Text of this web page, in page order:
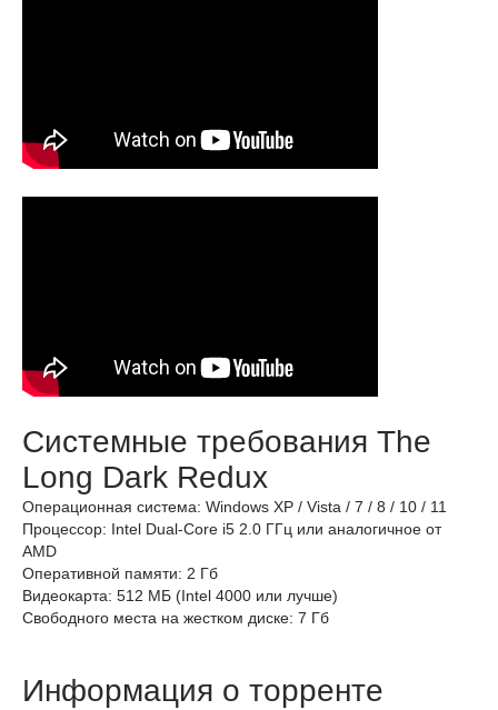
Системные требования The
Long Dark Redux
Операционная система: Windows XP / Vista / 7 / 8 / 10 / 11
Процессор: Intel Dual-Core i5 2.0 ГГц или аналогичное от
AMD
Оперативной памяти: 2 Гб
Видеокарта: 512 МБ (Intel 4000 или лучше)
Свободного места на жестком диске: 7 Гб
Информация о торренте